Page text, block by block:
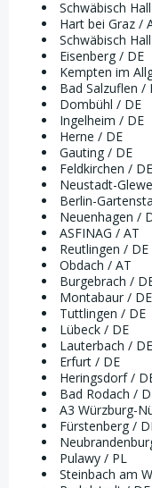
Schwäbisch
Hart bei Graz /
Schwäbisch
Eisenberg / DE
Kempten im
Bad Salzuflen /
Dombühl / DE
Ingelheim / DE
Herne / DE
Gauting / DE
Feldkirchen / DE
Neustadt-
Berlin-
Neuenhagen /
ASFINAG / AT
Reutlingen / DE
Obdach / AT
Burgebrach /
Montabaur / DE
Tuttlingen / DE
Lübeck / DE
Lauterbach / DE
Erfurt / DE
Heringsdorf /
Bad Rodach /
A3 Würzburg-
Fürstenberg /
Pulawy / PL
Steinbach am